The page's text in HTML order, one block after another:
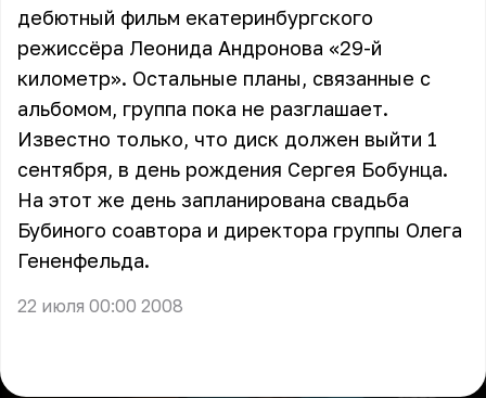
дебютный фильм екатеринбургского
режиссёра Леонида Андронова «29-й
километр». Остальные планы, связанные с
альбомом, группа пока не разглашает.
Известно только, что диск должен выйти 1
сентября, в день рождения Сергея Бобунца.
На этот же день запланирована свадьба
Бубиного соавтора и директора группы Олега
Гененфельда.
22 июля 00:00 2008